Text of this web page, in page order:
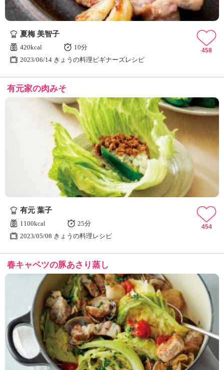
夏梅 美智子
420kcal
10分
2023/06/14 きょうの料理ビギナーズレシピ
458
有元家の肉みそ
有元 葉子
1100kcal
25分
2023/05/08 きょうの料理レシピ
454
春キャベツの豚あさり蒸し